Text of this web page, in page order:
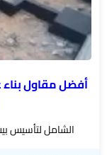
بناء
عظم
اليمن
بناء
مفتاح
أفضل مقاول بناء
الشامل لتأسيس